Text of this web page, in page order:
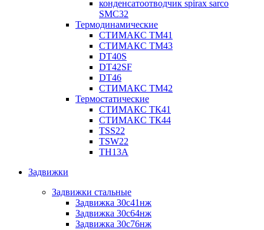
конденсатоотводчик spirax sarco
SMC32
Термодинамические
СТИМАКС ТМ41
СТИМАКС ТМ43
DT40S
DT42SF
DT46
СТИМАКС ТМ42
Термостатические
СТИМАКС ТК41
СТИМАКС ТК44
TSS22
TSW22
TH13A
Задвижки
Задвижки стальные
Задвижка 30с41нж
Задвижка 30с64нж
Задвижка 30с76нж